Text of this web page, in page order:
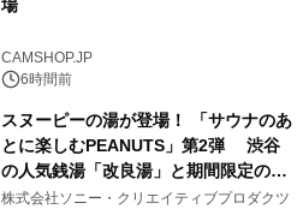
場
CAMSHOP.JP
6時間前
スヌーピーの湯が登場！ 「サウナのあ
とに楽しむPEANUTS」第2弾 渋谷
の人気銭湯「改良湯」と期間限定のコ
ラボレーション サウナイキタイコラ
株式会社ソニー・クリエイティブプロダクツ